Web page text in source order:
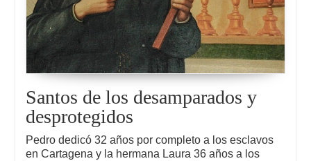
Santos de los desamparados y
desprotegidos
Pedro dedicó 32 años por completo a los esclavos
en Cartagena y la hermana Laura 36 años a los